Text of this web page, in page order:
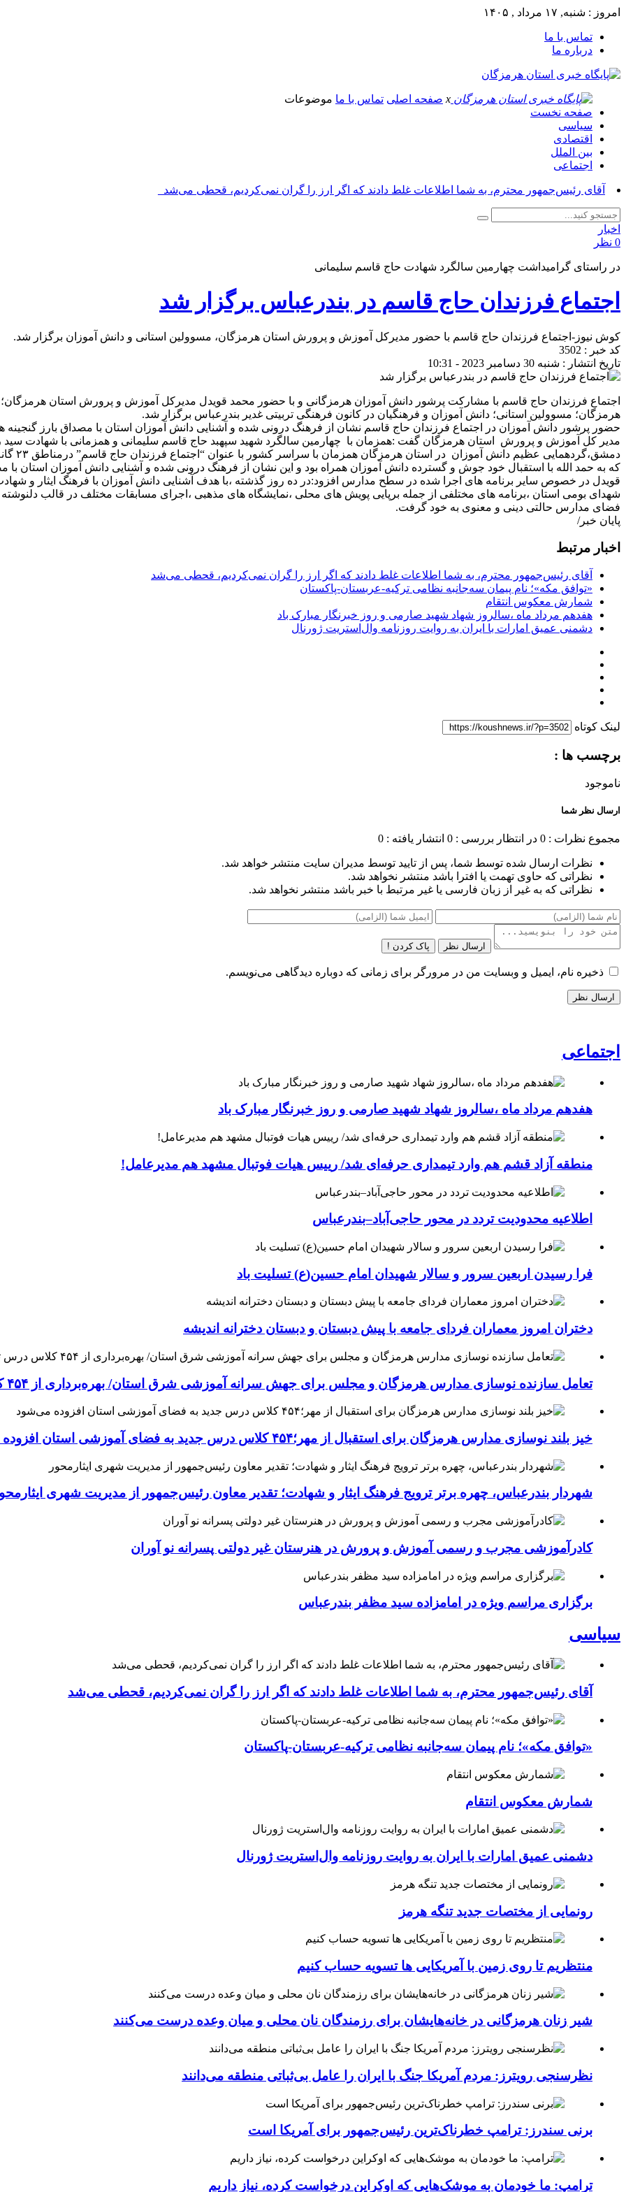
امروز : شنبه, ۱۷ مرداد , ۱۴۰۵
تماس با ما
درباره ما
x صفحه اصلی تماس با ما موضوعات
صفحه نخست
سیاسی
اقتصادی
بین الملل
اجتماعی
آقای رئیس‌جمهور محترم، به شما اطلاعات غلط دادند که اگر ارز را گران نمی‌کردیم، قحطی می‌شد_
اخبار
0 نظر
در راستای گرامیداشت چهارمین سالگرد شهادت حاج قاسم سلیمانی
اجتماع فرزندان حاج قاسم در بندرعباس برگزار شد
کوش نیوز-اجتماع فرزندان حاج قاسم با حضور مدیرکل آموزش و پرورش استان هرمزگان، مسوولین استانی و دانش آموزان برگزار شد.
کد خبر : 3502
تاریخ انتشار : شنبه 30 دسامبر 2023 - 10:31
اجتماع فرزندان حاج قاسم با مشارکت پرشور دانش آموزان هرمزگانی و با حضور محمد قویدل مدیرکل آموزش و پرورش استان
هرمزگان؛ مسوولین استانی؛ دانش آموزان و فرهنگیان در کانون فرهنگی تربیتی غدیر بندرعباس برگزار شد.
حضور پرشور دانش آموزان در اجتماع فرزندان حاج قاسم نشان از فرهنگ درونی شده و آشنایی دانش آموزان استان با مصداق بارز
مدیر کل آموزش و پرورش استان هرمزگان گفت :همزمان با چهارمین سالگرد شهید سپهبد حاج قاسم سلیمانی و همزمانی با شهادت
که به حمد الله با استقبال خود جوش و گسترده دانش آموزان همراه بود و این نشان از فرهنگ درونی شده و آشنایی دانش آموزان استان
قویدل در خصوص سایر برنامه های اجرا شده در سطح مدارس افزود:در ده روز گذشته ،با هدف آشنایی دانش آموزان با فرهنگ ایثار و
شهدای بومی استان ،برنامه های مختلفی از جمله برپایی پویش های محلی ،نمایشگاه های مذهبی ،اجرای مسابقات مختلف در قالب
فضای مدارس حالتی دینی و معنوی به خود گرفت.
پایان خبر/
اخبار مرتبط
آقای رئیس‌جمهور محترم، به شما اطلاعات غلط دادند که اگر ارز را گران نمی‌کردیم، قحطی می‌شد
«توافق مکه»؛ نام پیمان سه‌جانبه نظامی ترکیه-عربستان-پاکستان
شمارش معکوس انتقام
هفدهم مرداد ماه ،سالروز شهاد شهید صارمی و روز خبرنگار مبارک باد
دشمنی عمیق امارات با ایران به روایت روزنامه وال‌استریت ژورنال
لینک کوتاه
برچسب ها :
ناموجود
ارسال نظر شما
مجموع نظرات : 0 در انتظار بررسی : 0 انتشار یافته : 0
نظرات ارسال شده توسط شما، پس از تایید توسط مدیران سایت منتشر خواهد شد.
نظراتی که حاوی تهمت یا افترا باشد منتشر نخواهد شد.
نظراتی که به غیر از زبان فارسی یا غیر مرتبط با خبر باشد منتشر نخواهد شد.
ارسال نظر پاک کردن !
ذخیره نام، ایمیل و وبسایت من در مرورگر برای زمانی که دوباره دیدگاهی می‌نویسم.
اجتماعی
هفدهم مرداد ماه ،سالروز شهاد شهید صارمی و روز خبرنگار مبارک باد
منطقه آزاد قشم هم وارد تیمداری حرفه‌ای شد/ رییس هیات فوتبال مشهد هم مدیرعامل!
اطلاعیه محدودیت تردد در محور حاجی‌آباد–بندرعباس
فرا رسیدن اربعین سرور و سالار شهیدان امام حسین(ع) تسلیت باد
دختران امروز معماران فردای جامعه با پیش دبستان و دبستان دخترانه اندیشه
تعامل سازنده نوسازی مدارس هرمزگان و مجلس برای جهش سرانه آموزشی شرق استان/ بهره‌برداری از ۴۵۴ کلاس درس تا مهرماه
خیز بلند نوسازی مدارس هرمزگان برای استقبال از مهر؛۴۵۴ کلاس درس جدید به فضای آموزشی استان افزوده می‌شود
شهردار بندرعباس، چهره برتر ترویج فرهنگ ایثار و شهادت؛ تقدیر معاون رئیس‌جمهور از مدیریت شهری
کادرآموزشی مجرب و رسمی آموزش و پرورش در هنرستان غیر دولتی پسرانه نو آوران
برگزاری مراسم ویژه در امامزاده سید مظفر بندرعباس
سیاسی
آقای رئیس‌جمهور محترم، به شما اطلاعات غلط دادند که اگر ارز را گران نمی‌کردیم، قحطی می‌شد
«توافق مکه»؛ نام پیمان سه‌جانبه نظامی ترکیه-عربستان-پاکستان
شمارش معکوس انتقام
دشمنی عمیق امارات با ایران به روایت روزنامه وال‌استریت ژورنال
رونمایی از مختصات جدید تنگه هرمز
منتظریم تا روی زمین با آمریکایی ها تسویه حساب کنیم
شیر زنان هرمزگانی در خانه‌هایشان برای رزمندگان نان محلی و میان وعده درست می‌کنند
نظرسنجی رویترز: مردم آمریکا جنگ با ایران را عامل بی‌ثباتی منطقه می‌دانند
برنی سندرز: ترامپ خطرناک‌ترین رئیس‌جمهور برای آمریکا است
ترامپ: ما خودمان به موشک‌هایی که اوکراین درخواست کرده، نیاز داریم